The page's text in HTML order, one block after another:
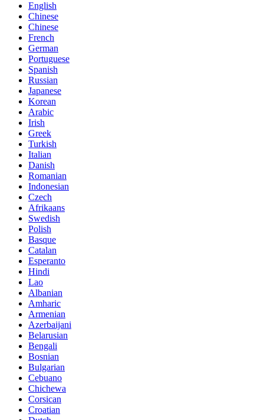
English
Chinese
Chinese
French
German
Portuguese
Spanish
Russian
Japanese
Korean
Arabic
Irish
Greek
Turkish
Italian
Danish
Romanian
Indonesian
Czech
Afrikaans
Swedish
Polish
Basque
Catalan
Esperanto
Hindi
Lao
Albanian
Amharic
Armenian
Azerbaijani
Belarusian
Bengali
Bosnian
Bulgarian
Cebuano
Chichewa
Corsican
Croatian